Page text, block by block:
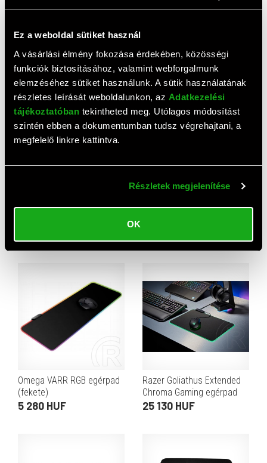
Ez a weboldal sütiket használ
A vásárlási élmény fokozása érdekében, közösségi
funkciók biztosításához, valamint webforgalmunk
elemzéséhez sütiket használunk. A sütik használatának
részletes leírását weboldalunkon, az Adatkezelési
tájékoztatóban tekintheted meg. Utólagos módosítást
szintén ebben a dokumentumban tudsz végrehajtani, a
megfelelő linkre kattintva.
Részletek megjelenítése
OK
az első!
Top termékek
Omega VARR egérpad
Gembird Gaming M egérpad
Omega VARR RGB egérpad
(fekete)
5 280 HUF
Razer Goliathus Extended
Chroma Gaming egérpad
25 130 HUF